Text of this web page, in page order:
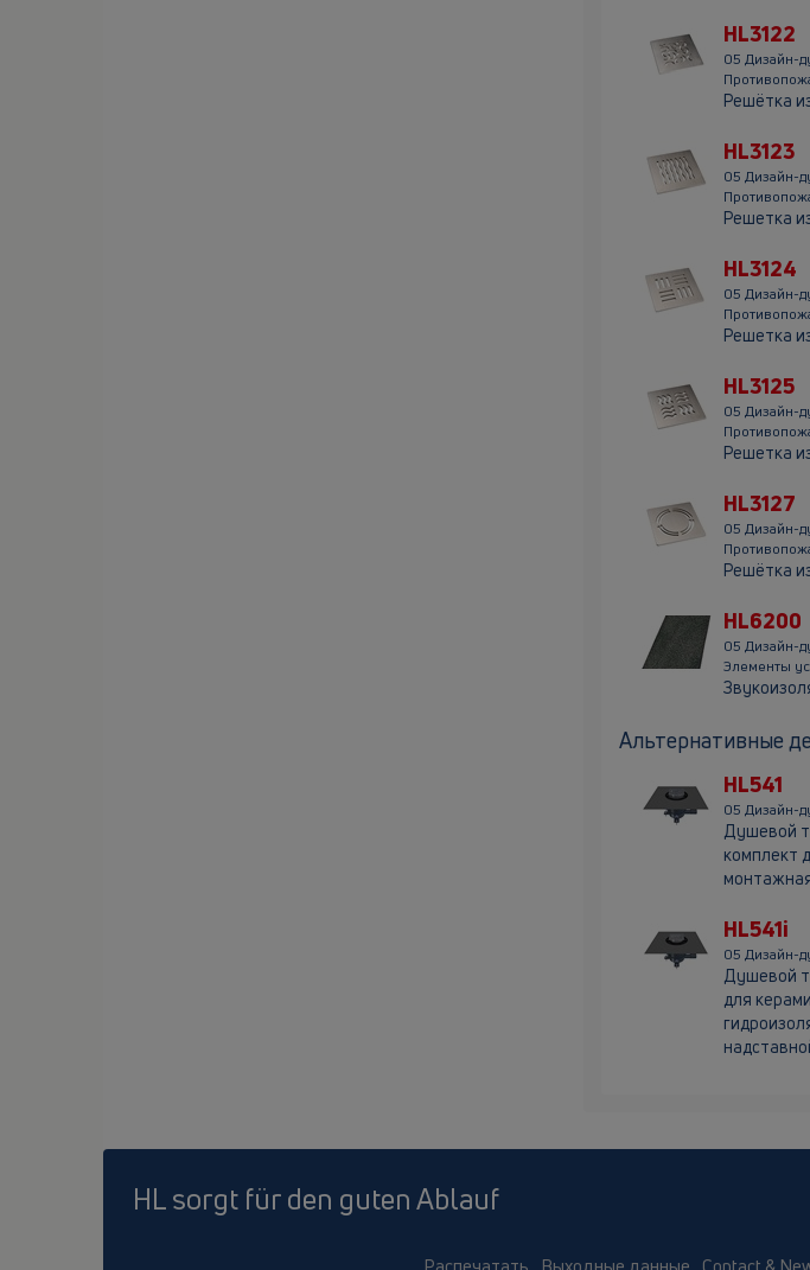
HL3122
05 Дизайн-
Решётка
HL3123
05 Дизайн-
Решетка
HL3124
05 Дизайн-
Решетка
HL3125
05 Дизайн-
Решетка
HL3127
05 Дизайн-
Решётка
HL6200
05 Дизайн-
Элементы
Альтернативные
HL541
05 Дизайн-
Душевой
комплект
HL541i
05 Дизайн-
Душевой
для
HL sorgt für den guten Ablauf